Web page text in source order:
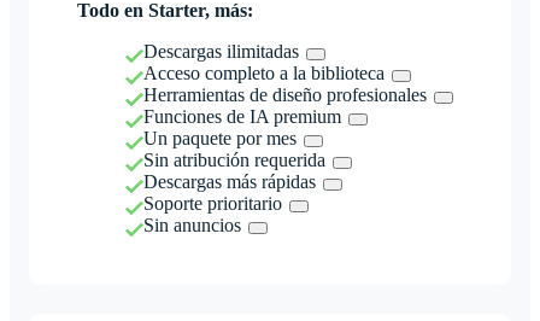
Todo en Starter, más:
Descargas ilimitadas
Acceso completo a la biblioteca
Herramientas de diseño profesionales
Funciones de IA premium
Un paquete por mes
Sin atribución requerida
Descargas más rápidas
Soporte prioritario
Sin anuncios